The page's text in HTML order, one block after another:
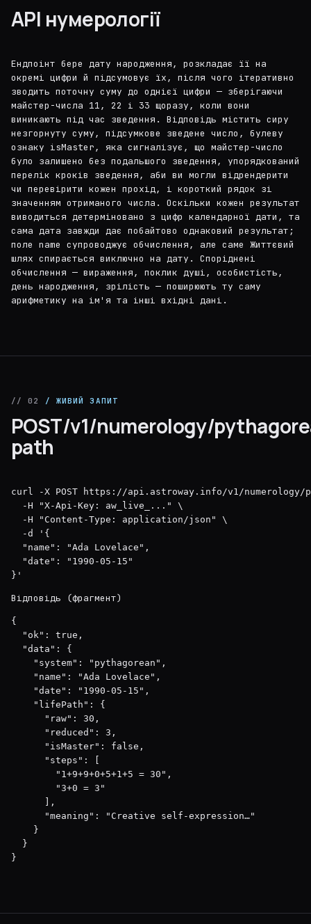
API нумерології
Ендпоінт бере дату народження, розкладає її на
окремі цифри й підсумовує їх, після чого ітеративно
зводить поточну суму до однієї цифри — зберігаючи
майстер-числа 11, 22 і 33 щоразу, коли вони
виникають під час зведення. Відповідь містить сиру
незгорнуту суму, підсумкове зведене число, булеву
ознаку isMaster, яка сигналізує, що майстер-число
було залишено без подальшого зведення, упорядкований
перелік кроків зведення, аби ви могли відрендерити
чи перевірити кожен прохід, і короткий рядок зі
значенням отриманого числа. Оскільки кожен результат
виводиться детерміновано з цифр календарної дати, та
сама дата завжди дає побайтово однаковий результат;
поле name супроводжує обчислення, але саме Життєвий
шлях спирається виключно на дату. Споріднені
обчислення — вираження, поклик душі, особистість,
день народження, зрілість — поширюють ту саму
арифметику на ім'я та інші вхідні дані.
// 02 / ЖИВИЙ ЗАПИТ
POST/v1/numerology/
path
curl -X POST https://api.astroway.info/v1/
  -H "X-Api-Key: aw_live_..." \
  -H "Content-Type: application/json" \
  -d '{
  "name": "Ada Lovelace",
  "date": "1990-05-15"
}'
Відповідь (фрагмент)
{
  "ok": true,
  "data": {
    "system": "pythagorean",
    "name": "Ada Lovelace",
    "date": "1990-05-15",
    "lifePath": {
      "raw": 30,
      "reduced": 3,
      "isMaster": false,
      "steps": [
        "1+9+9+0+5+1+5 = 30",
        "3+0 = 3"
      ],
      "meaning": "Creative self-expression…"
    }
  }
}